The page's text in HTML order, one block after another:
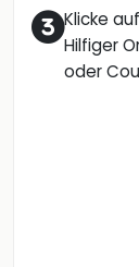
Klicke
Hilfiger
oder